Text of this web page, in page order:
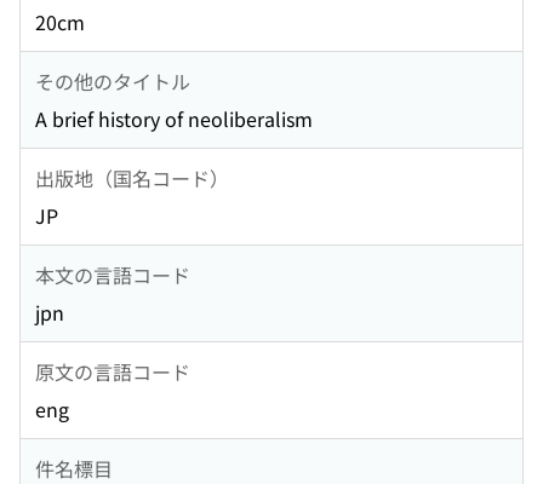
20cm
その他のタイトル
A brief history of neoliberalism
出版地（国名コード）
JP
本文の言語コード
jpn
原文の言語コード
eng
件名標目